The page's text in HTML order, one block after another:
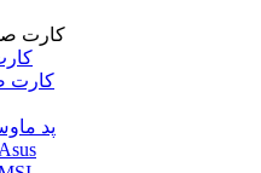
کارت
کارت
پد
پد ماوس Asus